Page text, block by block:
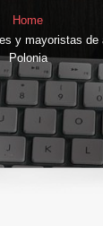
Home
y mayoristas
Polonia